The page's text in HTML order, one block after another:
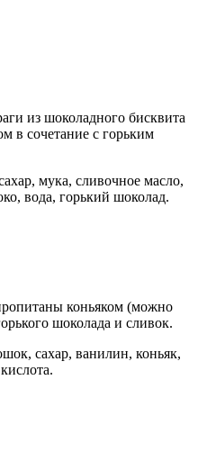
из шоколадного бисквита
в сочетание с горьким
мука, сливочное масло,
вода, горький шоколад.
коньяком (можно
шоколада и сливок.
сахар, ванилин, коньяк,